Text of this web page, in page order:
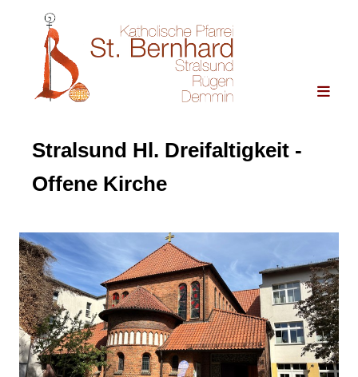
Stralsund Hl. Dreifaltigkeit -
Offene Kirche